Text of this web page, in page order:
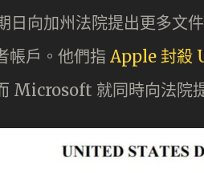
日向加州法院提出更多文
帳戶。他們指 Apple 封殺
Microsoft 就同時向法院